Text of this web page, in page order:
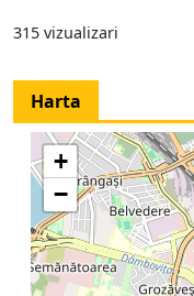
315 vizualizari
Harta
+
−